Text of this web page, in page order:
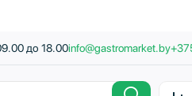
до 18.00info@gastromarket.by